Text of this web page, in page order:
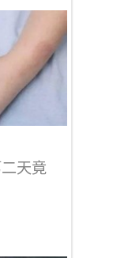
天竟